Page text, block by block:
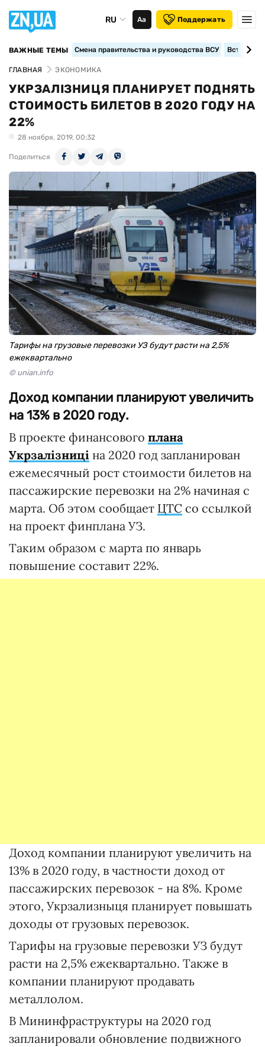
RU Аа Поддержать
ВАЖНЫЕ ТЕМЫ Смена правительства и руководства ВСУ
ГЛАВНАЯ ЭКОНОМИКА
УКРЗАЛІЗНИЦЯ ПЛАНИРУЕТ ПОДНЯТЬ
СТОИМОСТЬ БИЛЕТОВ В 2020 ГОДУ НА
22%
28 ноября, 2019, 00:32
Поделиться
Тарифы на грузовые перевозки УЗ будут расти на 2,5%
ежеквартально
© unian.info
Доход компании планируют увеличить
на 13% в 2020 году.
В проекте финансового плана
Укрзалізниці на 2020 год запланирован
ежемесячный рост стоимости билетов на
пассажирские перевозки на 2% начиная с
марта. Об этом сообщает ЦТС со ссылкой
на проект финплана УЗ.
Таким образом с марта по январь
повышение составит 22%.
Доход компании планируют увеличить на
13% в 2020 году, в частности доход от
пассажирских перевозок - на 8%. Кроме
этого, Укрзализныця планирует повышать
доходы от грузовых перевозок.
Тарифы на грузовые перевозки УЗ будут
расти на 2,5% ежеквартально. Также в
компании планируют продавать
металлолом.
В Мининфраструктуры на 2020 год
запланировали обновление подвижного